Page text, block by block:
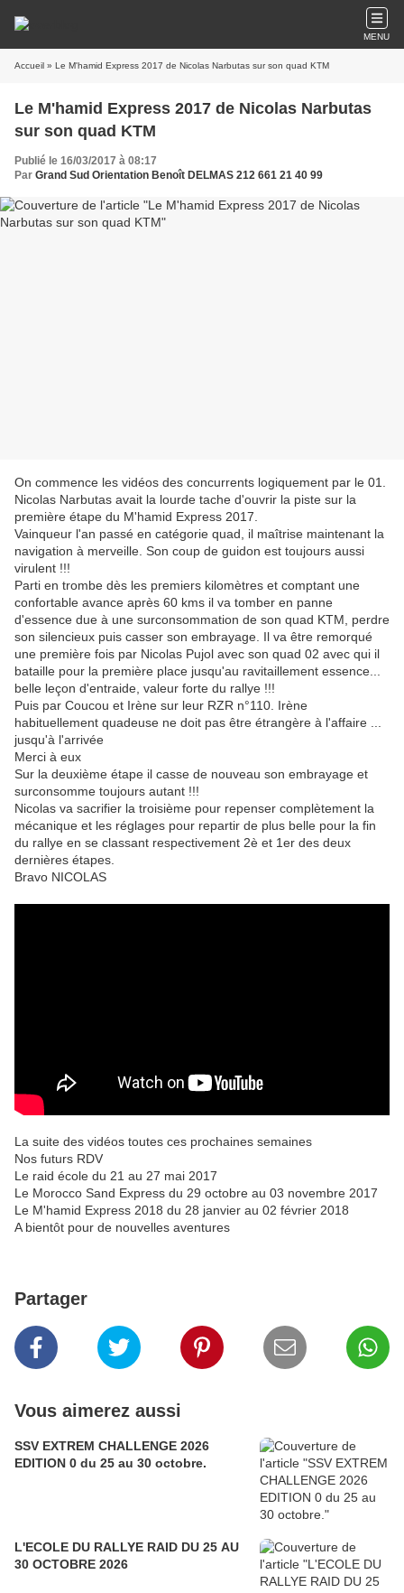
MENU
Accueil » Le M'hamid Express 2017 de Nicolas Narbutas sur son quad KTM
Le M'hamid Express 2017 de Nicolas Narbutas
sur son quad KTM
Publié le 16/03/2017 à 08:17
Par Grand Sud Orientation Benoît DELMAS 212 661 21 40 99
On commence les vidéos des concurrents logiquement par le 01.
Nicolas Narbutas avait la lourde tache d'ouvrir la piste sur la
première étape du M'hamid Express 2017.
Vainqueur l'an passé en catégorie quad, il maîtrise maintenant la
navigation à merveille. Son coup de guidon est toujours aussi
virulent !!!
Parti en trombe dès les premiers kilomètres et comptant une
confortable avance après 60 kms il va tomber en panne
d'essence due à une surconsommation de son quad KTM, perdre
son silencieux puis casser son embrayage. Il va être remorqué
une première fois par Nicolas Pujol avec son quad 02 avec qui il
bataille pour la première place jusqu'au ravitaillement essence...
belle leçon d'entraide, valeur forte du rallye !!!
Puis par Coucou et Irène sur leur RZR n°110. Irène
habituellement quadeuse ne doit pas être étrangère à l'affaire ...
jusqu'à l'arrivée
Merci à eux
Sur la deuxième étape il casse de nouveau son embrayage et
surconsomme toujours autant !!!
Nicolas va sacrifier la troisième pour repenser complètement la
mécanique et les réglages pour repartir de plus belle pour la fin
du rallye en se classant respectivement 2è et 1er des deux
dernières étapes.
Bravo NICOLAS
La suite des vidéos toutes ces prochaines semaines
Nos futurs RDV
Le raid école du 21 au 27 mai 2017
Le Morocco Sand Express du 29 octobre au 03 novembre 2017
Le M'hamid Express 2018 du 28 janvier au 02 février 2018
A bientôt pour de nouvelles aventures
Partager
Vous aimerez aussi
SSV EXTREM CHALLENGE 2026
EDITION 0 du 25 au 30 octobre.
L'ECOLE DU RALLYE RAID DU 25 AU
30 OCTOBRE 2026